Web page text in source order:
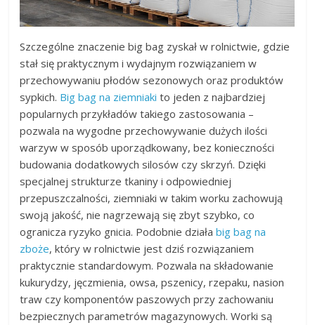
Szczególne znaczenie big bag zyskał w rolnictwie, gdzie
stał się praktycznym i wydajnym rozwiązaniem w
przechowywaniu płodów sezonowych oraz produktów
sypkich. Big bag na ziemniaki to jeden z najbardziej
popularnych przykładów takiego zastosowania –
pozwala na wygodne przechowywanie dużych ilości
warzyw w sposób uporządkowany, bez konieczności
budowania dodatkowych silosów czy skrzyń. Dzięki
specjalnej strukturze tkaniny i odpowiedniej
przepuszczalności, ziemniaki w takim worku zachowują
swoją jakość, nie nagrzewają się zbyt szybko, co
ogranicza ryzyko gnicia. Podobnie działabig bag na
zboże, który w rolnictwie jest dziś rozwiązaniem
praktycznie standardowym. Pozwala na składowanie
kukurydzy, jęczmienia, owsa, pszenicy, rzepaku, nasion
traw czy komponentów paszowych przy zachowaniu
bezpiecznych parametrów magazynowych. Worki są